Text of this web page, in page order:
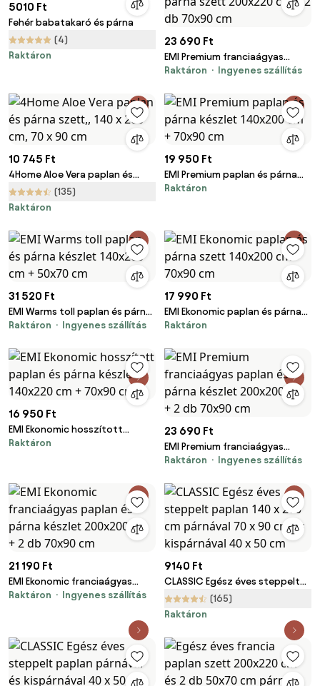
5010 Ft
Fehér babatakaró és párna
(4)
Raktáron
23 690 Ft
EMI Premium franciaágyas
paplan és párna szett 200x220
Raktáron Ingyenes szállítás
10 745 Ft
4Home Aloe Vera paplan és
párna szett,, 140 x 200 cm, 70
x 90 cm
(135)
Raktáron
19 950 Ft
EMI Premium paplan és párna
készlet 140x200 cm + 70x90 cm
Raktáron
31 520 Ft
EMI Warms toll paplan és párna
készlet 140x200 cm + 50x70 cm
Raktáron Ingyenes szállítás
17 990 Ft
EMI Ekonomic paplan és párna
szett 140x200 cm + 70x90 cm
Raktáron
16 950 Ft
EMI Ekonomic hosszított
paplan és párna készlet
Raktáron
23 690 Ft
EMI Premium franciaágyas
paplan és párna készlet
Raktáron Ingyenes szállítás
21 190 Ft
EMI Ekonomic franciaágyas
paplan és párna készlet
Raktáron Ingyenes szállítás
9140 Ft
CLASSIC Egész éves steppelt
paplan 140 x 200 cm párnával
70 x 90 cm és kispárnával 40 x
(165)
Raktáron